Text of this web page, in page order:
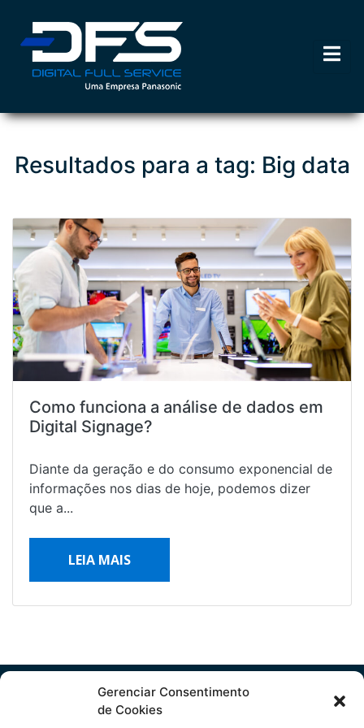
Gerenciar Consentimento
de Cookies
Resultados para a tag: Big data
Como funciona a análise de dados em
Digital Signage?
Diante da geração e do consumo exponencial de
informações nos dias de hoje, podemos dizer
que a...
LEIA MAIS